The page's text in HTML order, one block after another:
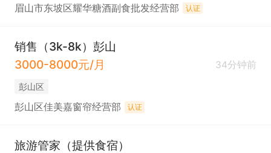
眉山市东坡区耀华糖酒副食批发经营部 认证
销售（3k-8k）彭山
3000-8000元/月
34分钟前
彭山区
彭山区佳美嘉窗帘经营部 认证
旅游管家（提供食宿）